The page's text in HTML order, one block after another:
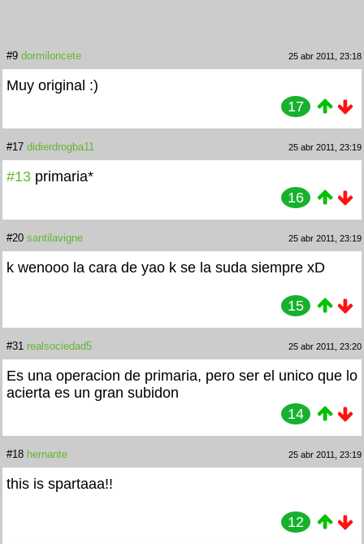
#9 dormiloncete 25 abr 2011, 23:18
Muy original :)
17
#17 didierdrogba11 25 abr 2011, 23:19
#13 primaria*
16
#20 santilavigne 25 abr 2011, 23:19
k wenooo la cara de yao k se la suda siempre xD
15
#31 realsociedad5 25 abr 2011, 23:20
Es una operacion de primaria, pero ser el unico que lo
acierta es un gran subidon
14
#18 hernante 25 abr 2011, 23:19
this is spartaaa!!
12